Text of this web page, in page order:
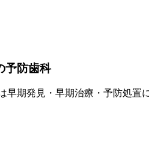
予防歯科
期発見・早期治療・予防処置